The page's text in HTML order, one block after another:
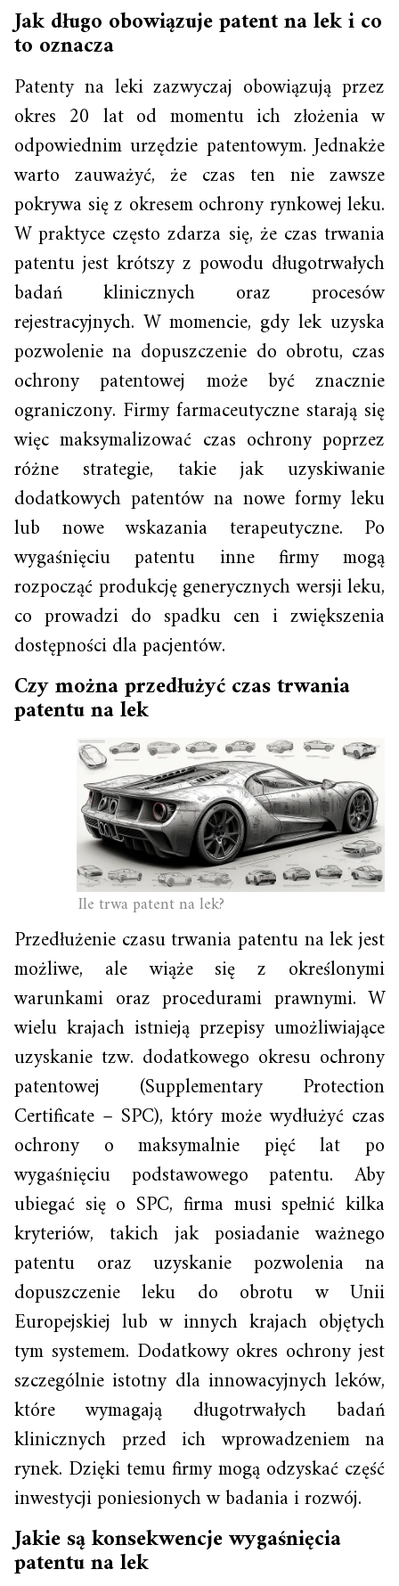
Jak długo obowiązuje patent na lek i co
to oznacza
Patenty na leki zazwyczaj obowiązują przez
okres 20 lat od momentu ich złożenia w
odpowiednim urzędzie patentowym. Jednakże
warto zauważyć, że czas ten nie zawsze
pokrywa się z okresem ochrony rynkowej leku.
W praktyce często zdarza się, że czas trwania
patentu jest krótszy z powodu długotrwałych
badań klinicznych oraz procesów
rejestracyjnych. W momencie, gdy lek uzyska
pozwolenie na dopuszczenie do obrotu, czas
ochrony patentowej może być znacznie
ograniczony. Firmy farmaceutyczne starają się
więc maksymalizować czas ochrony poprzez
różne strategie, takie jak uzyskiwanie
dodatkowych patentów na nowe formy leku
lub nowe wskazania terapeutyczne. Po
wygaśnięciu patentu inne firmy mogą
rozpocząć produkcję generycznych wersji leku,
co prowadzi do spadku cen i zwiększenia
dostępności dla pacjentów.
Czy można przedłużyć czas trwania
patentu na lek
Ile trwa patent na lek?
Przedłużenie czasu trwania patentu na lek jest
możliwe, ale wiąże się z określonymi
warunkami oraz procedurami prawnymi. W
wielu krajach istnieją przepisy umożliwiające
uzyskanie tzw. dodatkowego okresu ochrony
patentowej (Supplementary Protection
Certificate – SPC), który może wydłużyć czas
ochrony o maksymalnie pięć lat po
wygaśnięciu podstawowego patentu. Aby
ubiegać się o SPC, firma musi spełnić kilka
kryteriów, takich jak posiadanie ważnego
patentu oraz uzyskanie pozwolenia na
dopuszczenie leku do obrotu w Unii
Europejskiej lub w innych krajach objętych
tym systemem. Dodatkowy okres ochrony jest
szczególnie istotny dla innowacyjnych leków,
które wymagają długotrwałych badań
klinicznych przed ich wprowadzeniem na
rynek. Dzięki temu firmy mogą odzyskać część
inwestycji poniesionych w badania i rozwój.
Jakie są konsekwencje wygaśnięcia
patentu na lek